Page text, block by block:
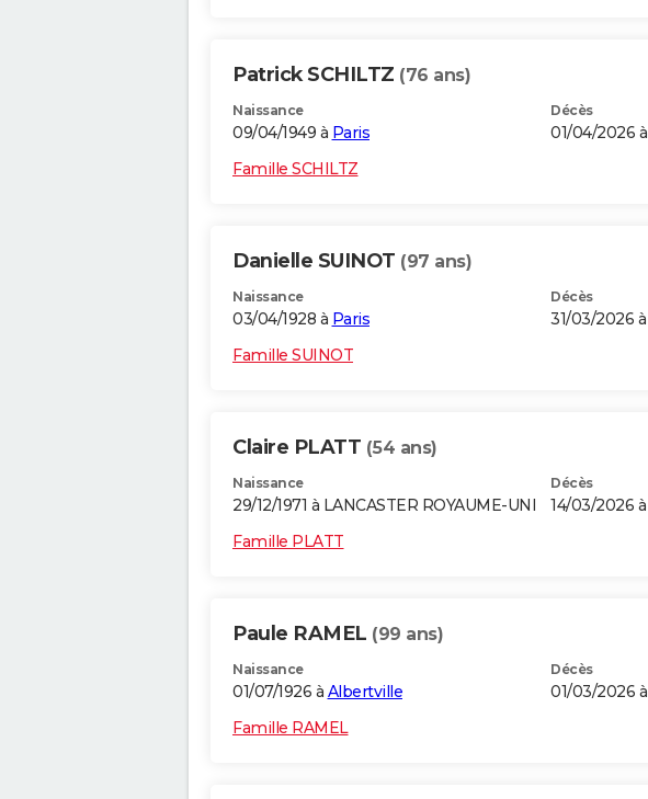
Patrick SCHILTZ (76 ans)
Naissance
09/04/1949 à Paris
Décès
01/04/2026 à
Famille SCHILTZ
Danielle SUINOT (97 ans)
Naissance
03/04/1928 à Paris
Décès
31/03/2026 à
Famille SUINOT
Claire PLATT (54 ans)
Naissance
29/12/1971 à LANCASTER ROYAUME-UNI
Décès
14/03/2026 à
Famille PLATT
Paule RAMEL (99 ans)
Naissance
01/07/1926 à Albertville
Décès
01/03/2026 à
Famille RAMEL